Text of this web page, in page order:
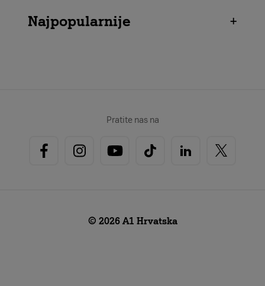
Najpopularnije
+
Pratite nas na
© 2026 A1 Hrvatska